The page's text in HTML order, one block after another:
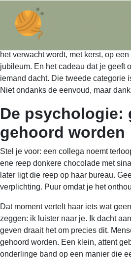
het verwacht wordt, met kerst, op
jubileum. En het cadeau dat je geeft
iemand dacht. Die tweede categorie
Niet ondanks de eenvoud, maar
De psychologie:
gehoord worden
Stel je voor: een collega noemt
ene reep donkere chocolade met
later ligt die reep op haar bureau.
verplichting. Puur omdat je het
Dat moment vertelt haar iets wat
zeggen: ik luister naar je. Ik dacht
geven draait het om precies dit.
gehoord worden. Een klein, attent
onderlinge band op een manier die